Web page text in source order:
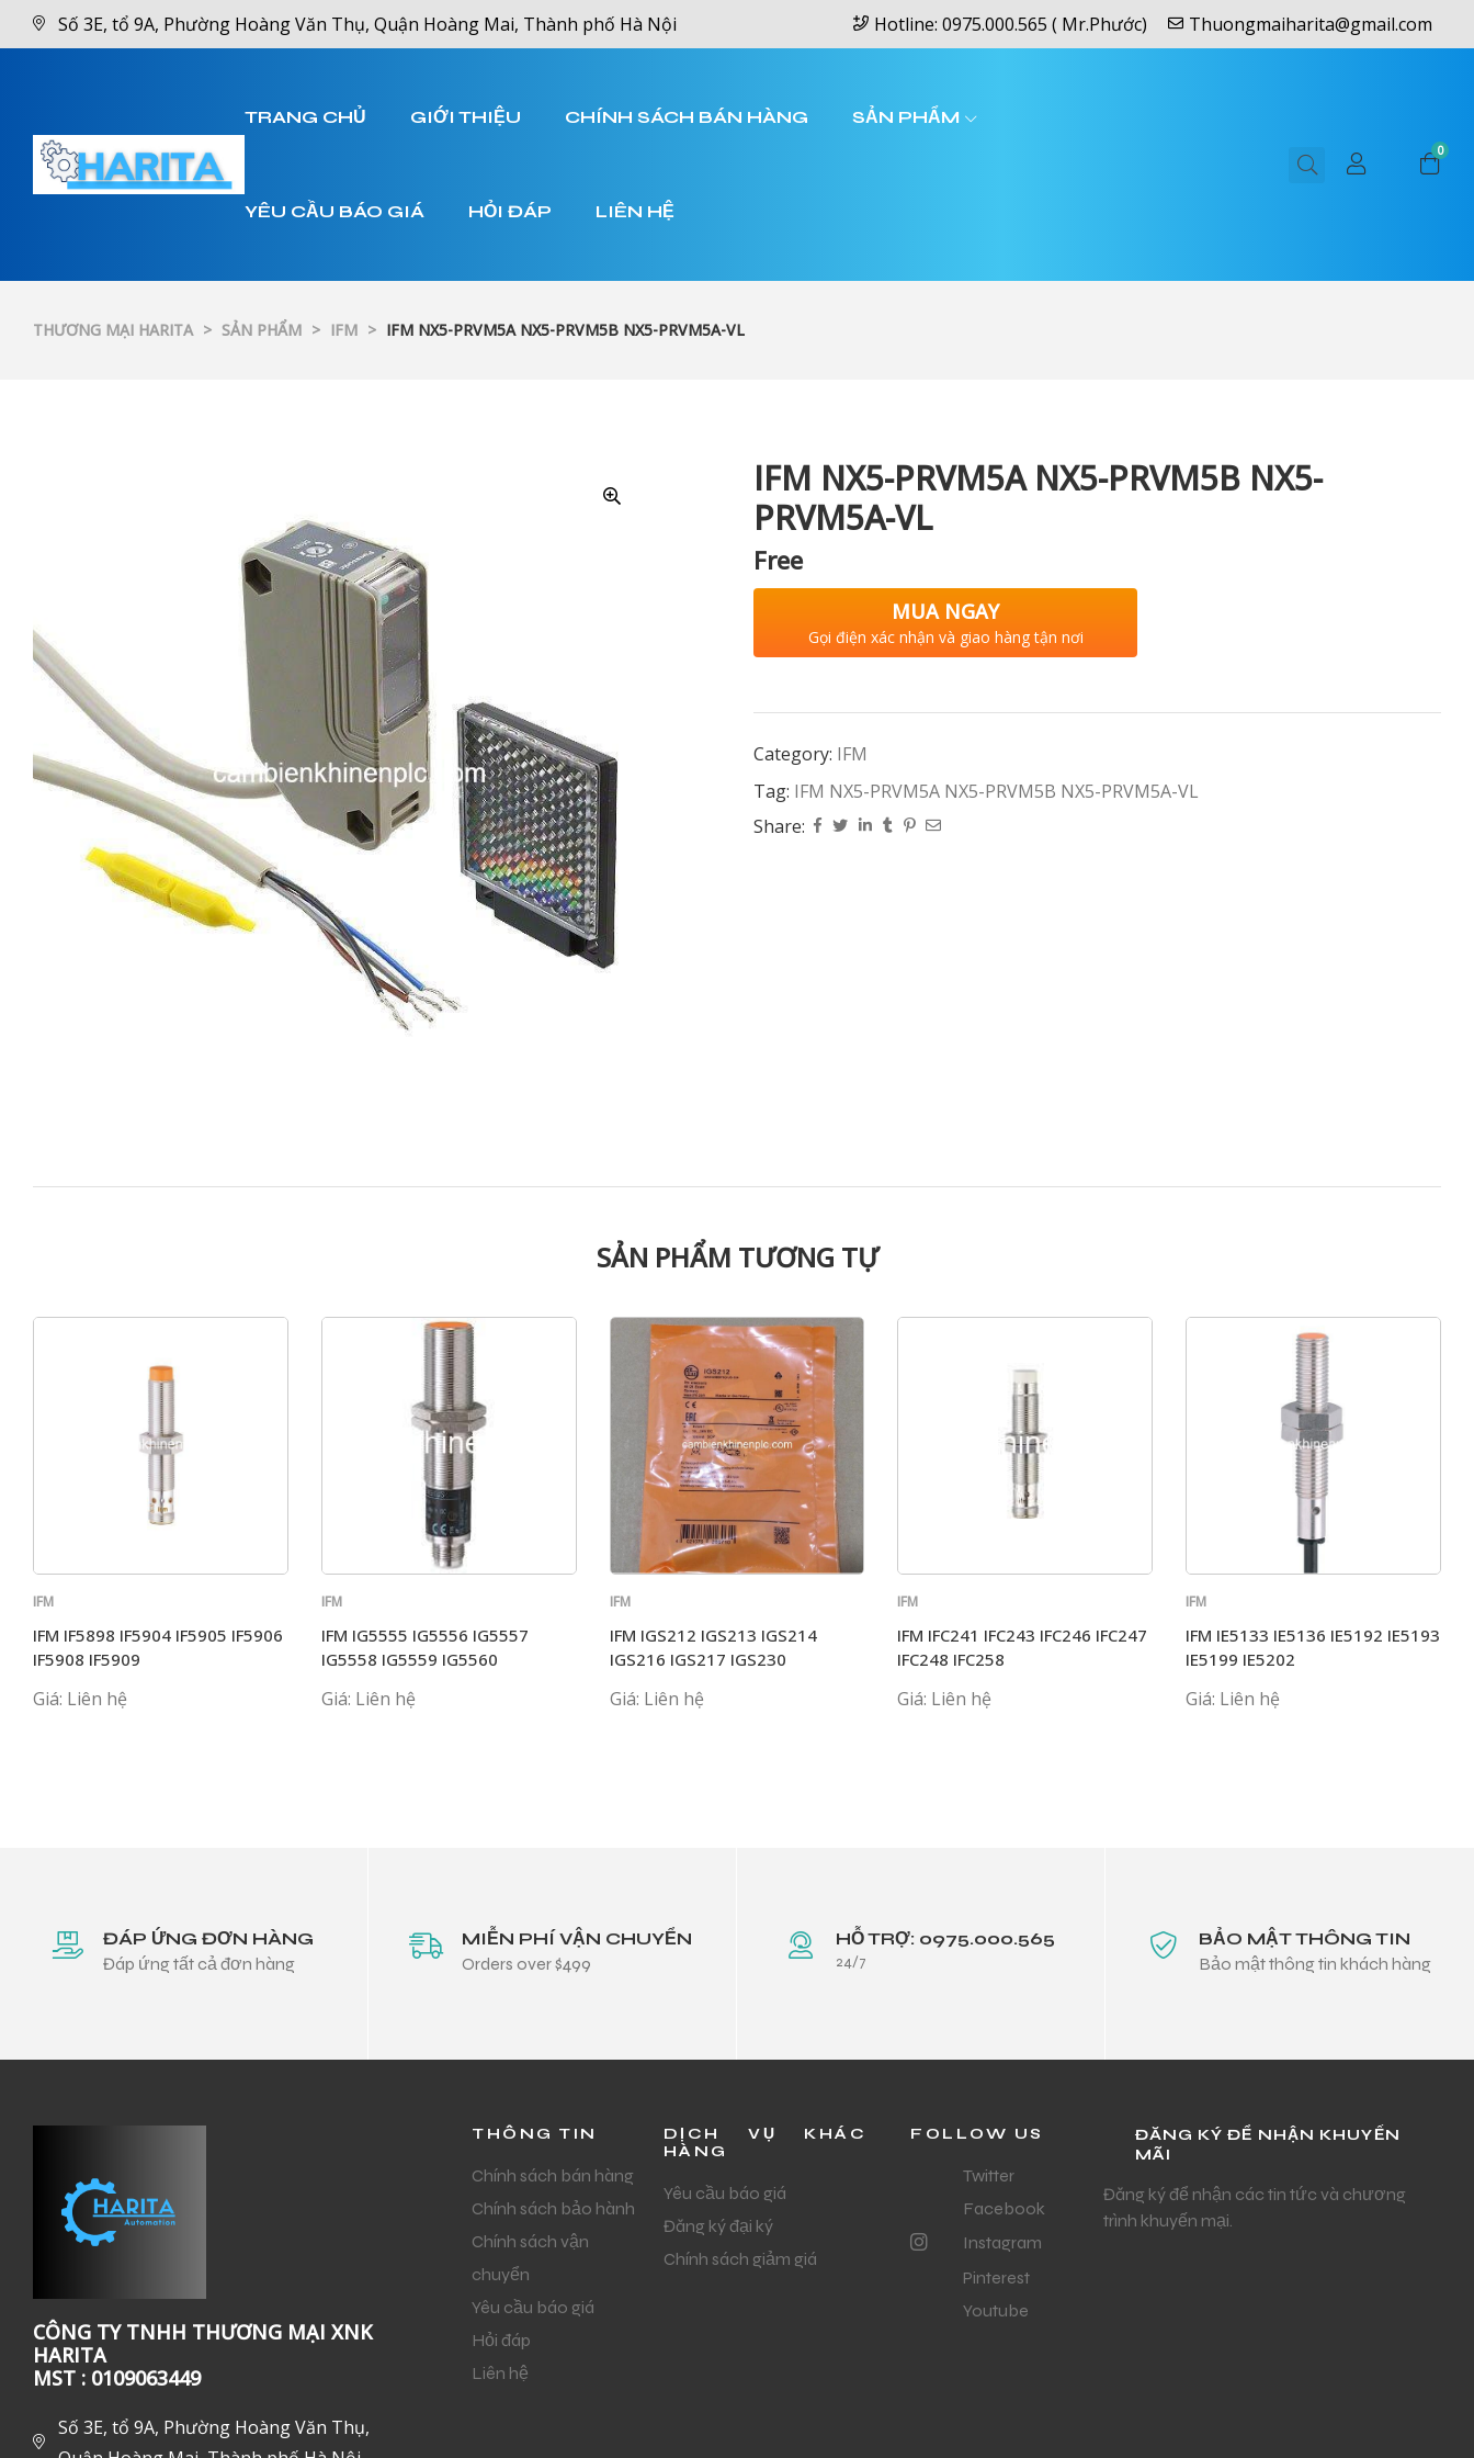
Số 3E, tổ 9A, Phường Hoàng Văn Thụ, Quận Hoàng Mai, Thành phố Hà Nội Hotline: 0975.000.565 ( Mr.Phước) Thuongmaiharita@gmail.com
TRANG CHỦ GIỚI THIỆU CHÍNH SÁCH BÁN HÀNG SẢN PHẨM
YÊU CẦU BÁO GIÁ HỎI ĐÁP LIÊN HỆ
0
THƯƠNG MẠI HARITA > SẢN PHẨM > IFM > IFM NX5-PRVM5A NX5-PRVM5B NX5-PRVM5A-VL
IFM NX5-PRVM5A NX5-PRVM5B NX5-
PRVM5A-VL
Free
MUA NGAY
Gọi điện xác nhận và giao hàng tận nơi
Category: IFM
Tag: IFM NX5-PRVM5A NX5-PRVM5B NX5-PRVM5A-VL
Share:
SẢN PHẨM TƯƠNG TỰ
IFM
IFM IF5898 IF5904 IF5905 IF5906
IF5908 IF5909
Giá: Liên hệ
IFM
IFM IG5555 IG5556 IG5557
IG5558 IG5559 IG5560
Giá: Liên hệ
IFM
IFM IGS212 IGS213 IGS214
IGS216 IGS217 IGS230
Giá: Liên hệ
IFM
IFM IFC241 IFC243 IFC246 IFC247
IFC248 IFC258
Giá: Liên hệ
IFM
IFM IE5133 IE5136 IE5192 IE5193
IE5199 IE5202
Giá: Liên hệ
ĐÁP ỨNG ĐƠN HÀNG
Đáp ứng tất cả đơn hàng
MIỄN PHÍ VẬN CHUYỂN
Orders over $499
HỖ TRỢ: 0975.000.565
24/7
BẢO MẬT THÔNG TIN
Bảo mật thông tin khách hàng
CÔNG TY TNHH THƯƠNG MẠI XNK
HARITA
MST : 0109063449
Số 3E, tổ 9A, Phường Hoàng Văn Thụ,
THÔNG TIN
Chính sách bán hàng
Chính sách bảo hành
Chính sách vận
chuyển
Yêu cầu báo giá
Hỏi đáp
Liên hệ
DỊCH VỤ KHÁC
HÀNG
Yêu cầu báo giá
Đăng ký đại ký
Chính sách giảm giá
FOLLOW US
Twitter
Facebook
Instagram
Pinterest
Youtube
ĐĂNG KÝ ĐỂ NHẬN KHUYẾN
MÃI
Đăng ký để nhận các tin tức và chương
trình khuyến mại.